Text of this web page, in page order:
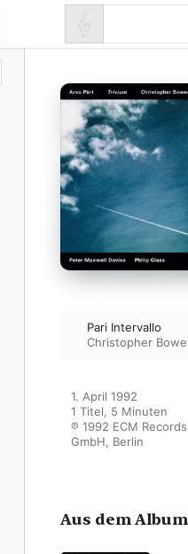
Pari Intervallo
Christopher
1. April 1992
1 Titel, 5 Minuten
℗ 1992 ECM
GmbH, Berlin
Aus dem Album